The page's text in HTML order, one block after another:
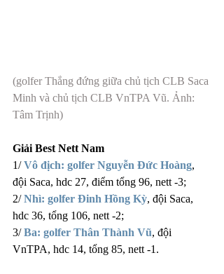
(golfer Thắng đứng giữa chủ tịch CLB Saca
Minh và chủ tịch CLB VnTPA Vũ. Ảnh:
Tâm Trịnh)
Giải Best Nett Nam
1/ Vô địch: golfer Nguyễn Đức Hoàng,
đội Saca, hdc 27, điểm tổng 96, nett -3;
2/ Nhì: golfer Đinh Hồng Kỳ, đội Saca,
hdc 36, tổng 106, nett -2;
3/ Ba: golfer Thân Thành Vũ, đội
VnTPA, hdc 14, tổng 85, nett -1.